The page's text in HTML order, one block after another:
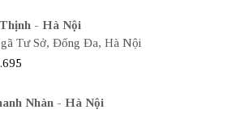
- Hà Nội
Tư Sở, Đống Đa, Hà Nội
Nhàn - Hà Nội